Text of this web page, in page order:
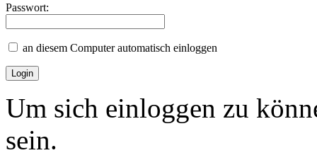
Passwort:
an diesem Computer automatisch einloggen
Um sich einloggen zu
sein.